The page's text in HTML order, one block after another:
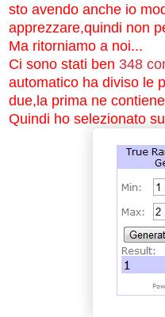
sto avendo anche io
apprezzare,quindi non
Ma ritorniamo a noi...
Ci sono stati ben 348
automatico ha diviso le
due,la prima ne
Quindi ho selezionato